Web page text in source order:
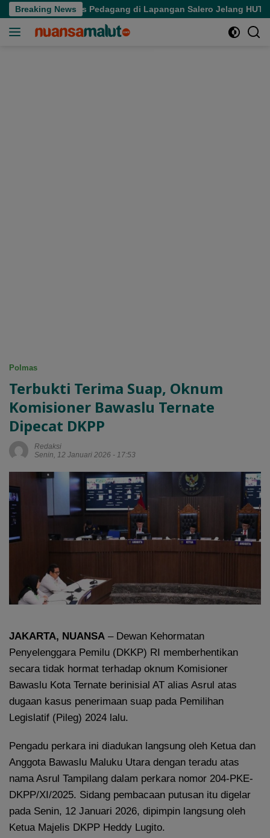
Langsung
ke
Breaking News
Aktivitas Pedagang di Lapangan Salero Jelang HUT RI
Polmas
Terbukti Terima Suap, Oknum
Komisioner Bawaslu Ternate
Dipecat DKPP
Redaksi
Senin, 12 Januari 2026 - 17:53
JAKARTA, NUANSA – Dewan Kehormatan
Penyelenggara Pemilu (DKKP) RI memberhentikan
secara tidak hormat terhadap oknum Komisioner
Bawaslu Kota Ternate berinisial AT alias Asrul atas
dugaan kasus penerimaan suap pada Pemilihan
Legislatif (Pileg) 2024 lalu.
Pengadu perkara ini diadukan langsung oleh Ketua dan
Anggota Bawaslu Maluku Utara dengan teradu atas
nama Asrul Tampilang dalam perkara nomor 204-PKE-
DKPP/XI/2025. Sidang pembacaan putusan itu digelar
pada Senin, 12 Januari 2026, dipimpin langsung oleh
Ketua Majelis DKPP Heddy Lugito.